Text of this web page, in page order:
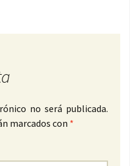
no será publicada.
marcados con *